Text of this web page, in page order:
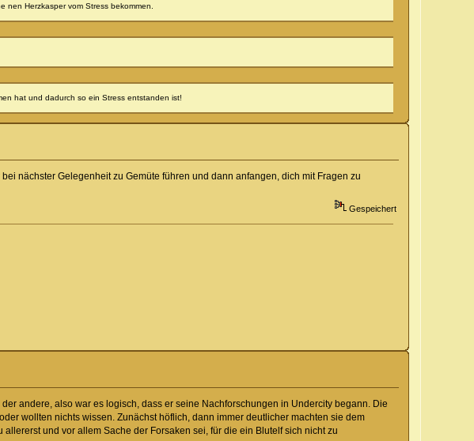
nen Herzkasper vom Stress bekommen.
hat und dadurch so ein Stress entstanden ist!
nächster Gelegenheit zu Gemüte führen und dann anfangen, dich mit Fragen zu
Gespeichert
andere, also war es logisch, dass er seine Nachforschungen in Undercity begann. Die
wollten nichts wissen. Zunächst höflich, dann immer deutlicher machten sie dem
und vor allem Sache der Forsaken sei, für die ein Blutelf sich nicht zu